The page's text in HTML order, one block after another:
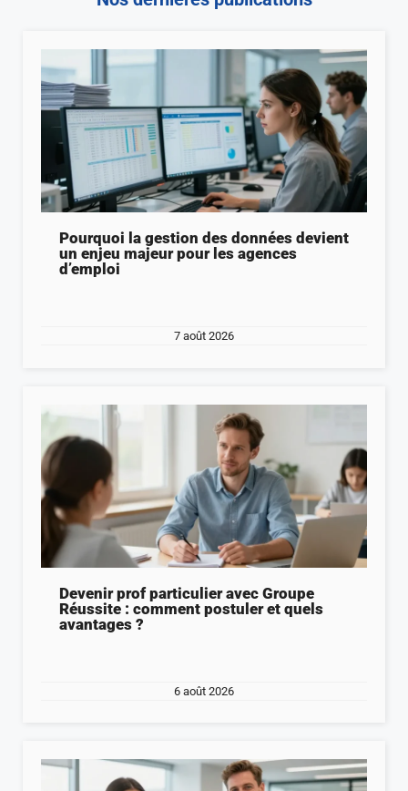
Pourquoi la gestion des données devient
un enjeu majeur pour les agences
d’emploi
7 août 2026
Devenir prof particulier avec Groupe
Réussite : comment postuler et quels
avantages ?
6 août 2026